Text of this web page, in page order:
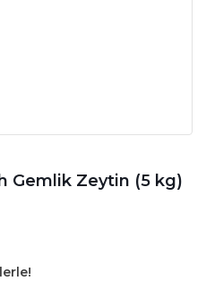
Gemlik Zeytin (5 kg)